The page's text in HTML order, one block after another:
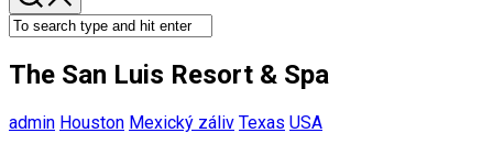
The San Luis Resort & Spa
admin Houston Mexický záliv Texas USA